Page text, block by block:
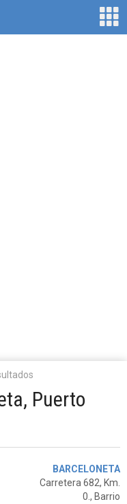
Puerto
BARCELONETA
Carretera 682, Km.
0., Barrio